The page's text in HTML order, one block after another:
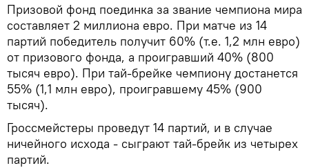
Призовой фонд поединка за звание чемпиона мира
составляет 2 миллиона евро. При матче из 14
партий победитель получит 60% (т.е. 1,2 млн евро)
от призового фонда, а проигравший 40% (800
тысяч евро). При тай-брейке чемпиону достанется
55% (1,1 млн евро), проигравшему 45% (900
тысяч).
Гроссмейстеры проведут 14 партий, и в случае
ничейного исхода - сыграют тай-брейк из четырех
партий.